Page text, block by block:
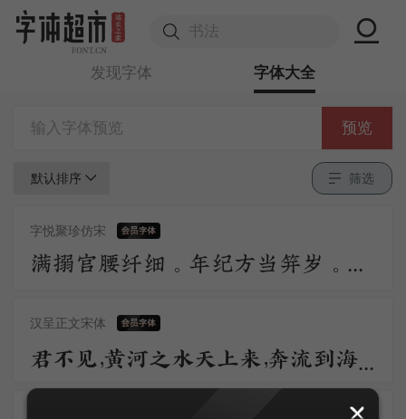
发现字体 字体大全
预览
默认排序 筛选
字悦聚珍仿宋
满搦宫腰纤细。年纪方当笄岁。刚被风流沾惹，与合垂杨双髻。初学严妆，如描似削身材，怯雨羞云情意。举措多娇媚。 争奈心性，未会先怜佳婿。长是夜深，不肯便入鸳被，与解罗裳，盈盈背立银扛，却道你先睡。
汉呈正文宋体
君不见，黄河之水天上来，奔流到海不复回。君不见，高堂明镜悲白发，朝如青丝暮成雪。人生得意须尽欢，莫使金樽空对月。天生我材必有用，千金散尽还复来。